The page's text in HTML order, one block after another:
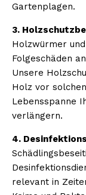
Gartenplagen.
3.
Holzwürmer
Folgeschäden
Unsere
Holz vor
Lebensspanne
verlängern.
4.
relevant in